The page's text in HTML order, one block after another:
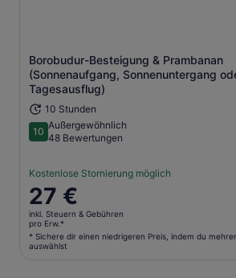
Borobudur-Besteigung & Prambanan
(Sonnenaufgang, Sonnenuntergang
Tagesausflug)
10 Stunden
1010 von 10
Außergewöhnlich
48 Bewertungen
Kostenlose Stornierung möglich
Der
Preis
beträgt
27 €
27 €
inkl. Steuern & Gebühren
pro Erw.*
* Sichere dir einen niedrigeren Preis, indem du
auswählst
Wird in